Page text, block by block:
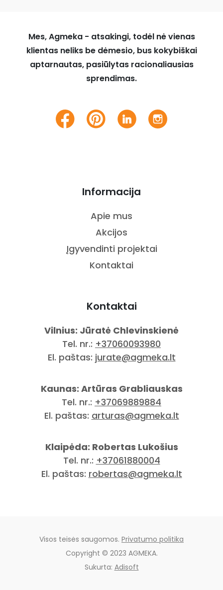
Mes, Agmeka - atsakingi, todėl nė vienas
klientas neliks be dėmesio, bus kokybiškai
aptarnautas, pasiūlytas racionaliausias
sprendimas.
Informacija
Apie mus
Akcijos
Įgyvendinti projektai
Kontaktai
Kontaktai
Vilnius: Jūratė Chlevinskienė
Tel. nr.: +37060093980
El. paštas: jurate@agmeka.lt
Kaunas: Artūras Grabliauskas
Tel. nr.: +37069889884
El. paštas: arturas@agmeka.lt
Klaipėda: Robertas Lukošius
Tel. nr.: +37061880004
El. paštas: robertas@agmeka.lt
Visos teisės saugomos. Privatumo politika
Copyright © 2023 AGMEKA.
Sukurta: Adisoft